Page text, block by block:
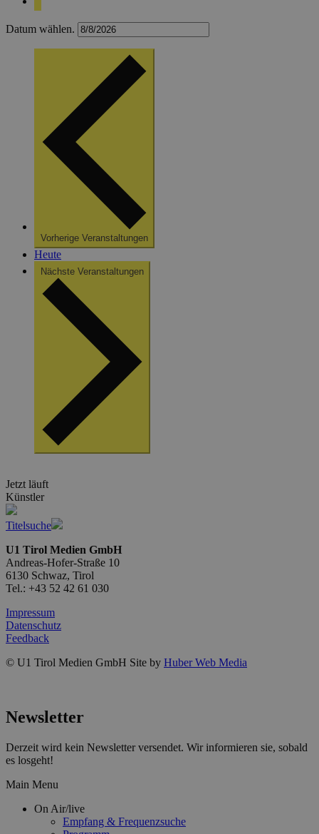
Datum wählen.
Vorherige Veranstaltungen
Heute
Nächste Veranstaltungen
Jetzt läuft
Künstler
Titelsuche
U1 Tirol Medien GmbH
Andreas-Hofer-Straße 10
6130 Schwaz, Tirol
Tel.: +43 52 42 61 030
Impressum
Datenschutz
Feedback
© U1 Tirol Medien GmbH Site by Huber Web Media
Newsletter
Derzeit wird kein Newsletter versendet. Wir informieren sie, sobald
es losgeht!
Main Menu
On Air/live
Empfang & Frequenzsuche